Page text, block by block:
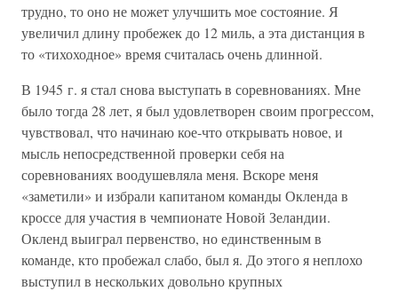
трудно, то оно не может улучшить мое состояние. Я
увеличил длину пробежек до 12 миль, а эта дистанция в
то «тихоходное» время считалась очень длинной.
В 1945 г. я стал снова выступать в соревнованиях. Мне
было тогда 28 лет, я был удовлетворен своим прогрессом,
чувствовал, что начинаю кое-что открывать новое, и
мысль непосредственной проверки себя на
соревнованиях воодушевляла меня. Вскоре меня
«заметили» и избрали капитаном команды Окленда в
кроссе для участия в чемпионате Новой Зеландии.
Окленд выиграл первенство, но единственным в
команде, кто пробежал слабо, был я. До этого я неплохо
выступил в нескольких довольно крупных